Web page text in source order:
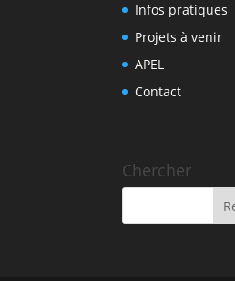
Infos pratiques
Projets à venir
APEL
Contact
Chercher